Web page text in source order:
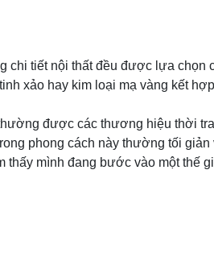
chi tiết nội thất đều được lựa chọn
xảo hay kim loại mạ vàng kết
được các thương hiệu thời
phong cách này thường tối
thấy mình đang bước vào một thế